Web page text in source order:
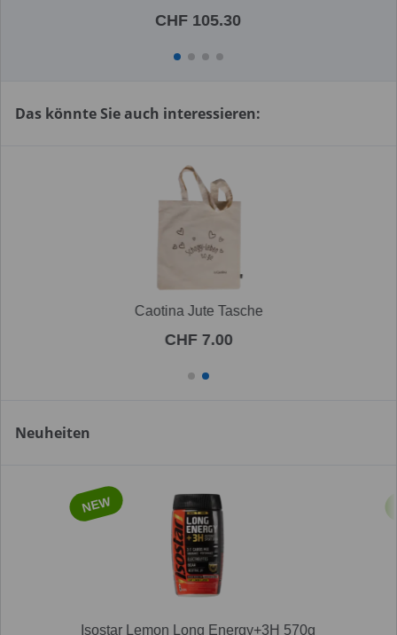
CHF 105.30
Das könnte Sie auch interessieren:
Caotina Jute Tasche
CHF 7.00
Neuheiten
NEW
Isostar Lemon Long Energy+3H 570g